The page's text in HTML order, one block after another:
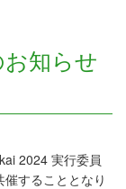
お知らせ
2024 実行委員
することとなり